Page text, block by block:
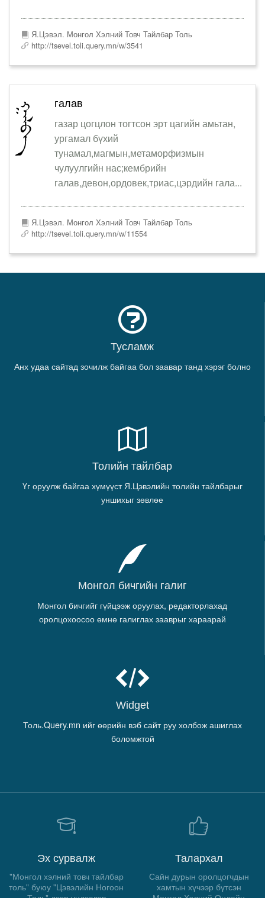
Я.Цэвэл. Монгол Хэлний Товч Тайлбар Толь
http://tsevel.toli.query.mn/w/3541
галав
газар цогцлон тогтсон эрт цагийн амьтан,
ургамал бүхий
тунамал,магмын,метаморфизмын
чулуулгийн нас;кембрийн
галав,девон,ордовек,триас,цэрдийн гала...
Я.Цэвэл. Монгол Хэлний Товч Тайлбар Толь
http://tsevel.toli.query.mn/w/11554
Тусламж
Анх удаа сайтад зочилж байгаа бол заавар танд хэрэг болно
Толийн тайлбар
Үг оруулж байгаа хүмүүст Я.Цэвэлийн толийн тайлбарыг
уншихыг зөвлөе
Монгол бичгийн галиг
Монгол бичгийг гүйцээж оруулах, редакторлахад
оролцохоосоо өмнө галиглах зааврыг хараарай
Widget
Толь.Query.mn ийг өөрийн вэб сайт руу холбож ашиглах
боломжтой
Эх сурвалж
"Монгол хэлний товч тайлбар
толь" буюу "Цэвэлийн Ногоон
Талархал
Сайн дурын оролцогчдын
хамтын хүчээр бүтсэн